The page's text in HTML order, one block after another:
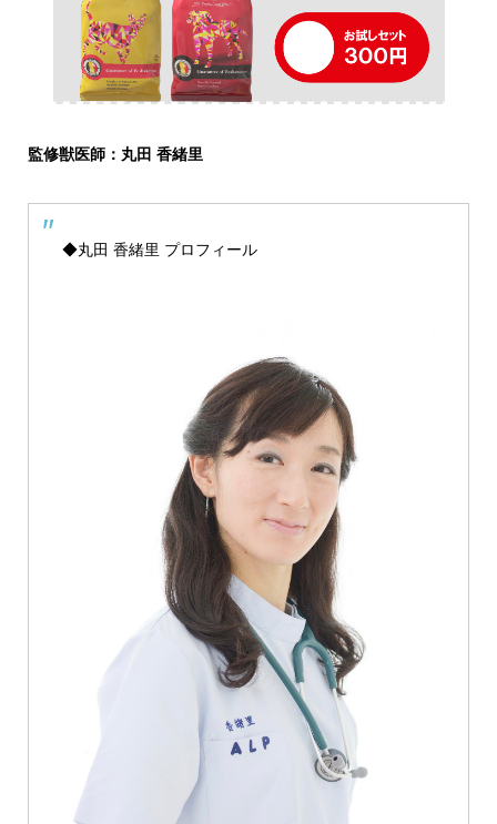
監修獣医師：丸田 香緒里
◆丸田 香緒里 プロフィール